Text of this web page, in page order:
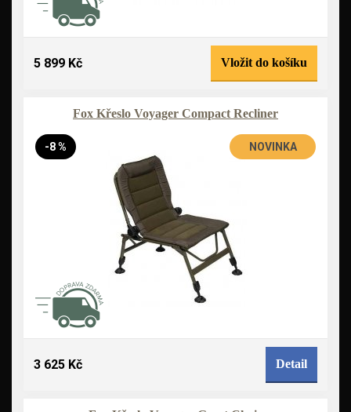
5 899 Kč Vložit do košíku
Fox Křeslo Voyager Compact Recliner
-8 % NOVINKA
3 625 Kč Detail